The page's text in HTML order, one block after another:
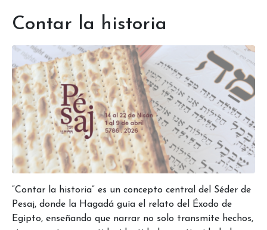
Contar la historia
“Contar la historia” es un concepto central del Séder de
Pesaj, donde la Hagadá guía el relato del Éxodo de
Egipto, enseñando que narrar no solo transmite hechos,